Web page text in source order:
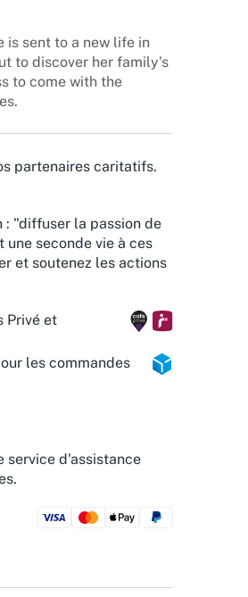
is sent to a new life in
to discover her family's
to come with the
partenaires caritatifs.
: "diffuser la passion de
seconde vie à ces
et soutenez les actions
Privé et
les commandes
service d'assistance